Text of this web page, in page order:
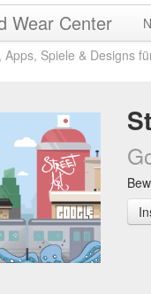
Wear Center
Apps, Spiele & Designs